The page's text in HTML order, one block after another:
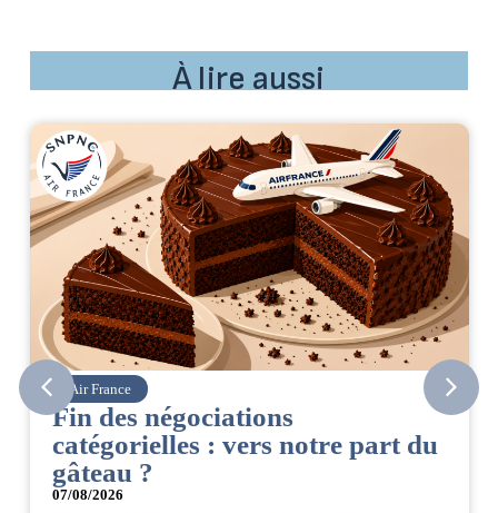
À lire aussi
Air France
Fin des négociations
catégorielles : vers notre part du
gâteau ?
07/08/2026